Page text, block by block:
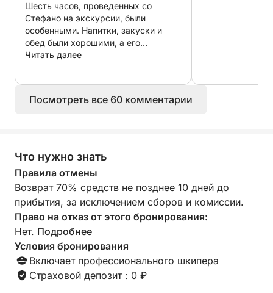
Во время экскурсии запланированы остановки
для купания, отдыха на солнце и наслаждения
видами. На борту будет предоставлена вода и
закуска, чтобы сделать путешествие еще более
Расчет стоимости топлива производится с
владельцем до бронирования.
захватывающими видами, открывая для себя
одни из самых красивых бухт на сицилийском
побережье.
Это идеальный вариант для тех, кто хочет
насладиться сицилийским морем, даже если у
них мало времени, в сочетании с природой,
отдыхом и захватывающими дух пейзажами.
Шесть часов, проведенных со
Стефано на экскурсии, были
особенными. Напитки, закуски и
обед были хорошими, а его
дружелюбное поведение
самыми удивительными местами.
Все общение при бронировании
Читать далее
Посмотреть все 60 комментарии
Что нужно знать
Правила отмены
Возврат 70% средств не позднее 10 дней до
прибытия, за исключением сборов и комиссии.
Право на отказ от этого бронирования:
Нет. Подробнее
Условия бронирования
Включает профессионального шкипера
Страховой депозит : 0 ₽